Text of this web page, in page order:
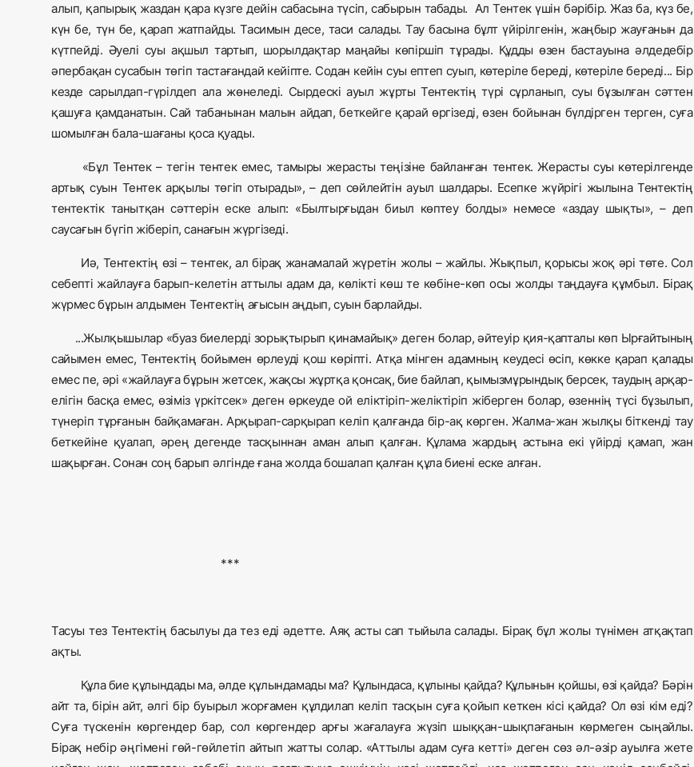
алып, қапырық жаздан қара күзге дейін сабасына түсіп, сабырын табады. Ал Тентек үшін бәрібір. Жаз ба, күз бе,
күн бе, түн бе, қарап жатпайды. Тасимын десе, таси салады. Тау басына бұлт үйірілгенін, жаңбыр жауғанын да
күтпейді. Әуелі суы ақшыл тартып, шорылдақтар маңайы көпіршіп тұрады. Құдды өзен бастауына әлдедебір
әпербақан сусабын төгіп тастағандай кейіпте. Содан кейін суы ептеп суып, көтеріле береді, көтеріле береді... Бір
кезде сарылдап-гүрілдеп ала жөнеледі. Сырдескі ауыл жұрты Тентектің түрі сұрланып, суы бұзылған сәттен
қашуға қамданатын. Сай табанынан малын айдап, беткейге қарай өргізеді, өзен бойынан бүлдірген терген, суға
шомылған бала-шағаны қоса қуады.
«Бұл Тентек – тегін тентек емес, тамыры жерасты теңізіне байланған тентек. Жерасты суы көтерілгенде
артық суын Тентек арқылы төгіп отырады», – деп сөйлейтін ауыл шалдары. Есепке жүйрігі жылына Тентектің
тентектік танытқан сәттерін еске алып: «Былтырғыдан биыл көптеу болды» немесе «аздау шықты», – деп
саусағын бүгіп жіберіп, санағын жүргізеді.
Иә, Тентектің өзі – тентек, ал бірақ жанамалай жүретін жолы – жайлы. Жықпыл, қорысы жоқ әрі төте. Сол
себепті жайлауға барып-келетін аттылы адам да, көлікті көш те көбіне-көп осы жолды таңдауға құмбыл. Бірақ
жүрмес бұрын алдымен Тентектің ағысын аңдып, суын барлайды.
...Жылқышылар «буаз биелерді зорықтырып қинамайық» деген болар, әйтеуір қия-қапталы көп Ырғайтының
сайымен емес, Тентектің бойымен өрлеуді қош көріпті. Атқа мінген адамның кеудесі өсіп, көкке қарап қалады
емес пе, әрі «жайлауға бұрын жетсек, жақсы жұртқа қонсақ, бие байлап, қымызмұрындық берсек, таудың арқар-
елігін басқа емес, өзіміз үркітсек» деген өркеуде ой еліктіріп-желіктіріп жіберген болар, өзеннің түсі бұзылып,
түнеріп тұрғанын байқамаған. Арқырап-сарқырап келіп қалғанда бір-ақ көрген. Жалма-жан жылқы біткенді тау
беткейіне қуалап, әрең дегенде тасқыннан аман алып қалған. Құлама жардың астына екі үйірді қамап, жан
шақырған. Сонан соң барып әлгінде ғана жолда бошалап қалған құла биені еске алған.
***
Тасуы тез Тентектің басылуы да тез еді әдетте. Аяқ асты сап тыйыла салады. Бірақ бұл жолы түнімен атқақтап
ақты.
Құла бие құлындады ма, әлде құлындамады ма? Құлындаса, құлыны қайда? Құлынын қойшы, өзі қайда? Бәрін
айт та, бірін айт, әлгі бір буырыл жорғамен құлдилап келіп тасқын суға қойып кеткен кісі қайда? Ол өзі кім еді?
Суға түскенін көргендер бар, сол көргендер арғы жағалауға жүзіп шыққан-шықпағанын көрмеген сыңайлы.
Бірақ небір әңгімені гөй-гөйлетіп айтып жатты солар. «Аттылы адам суға кетті» деген сөз әл-әзір ауылға жете